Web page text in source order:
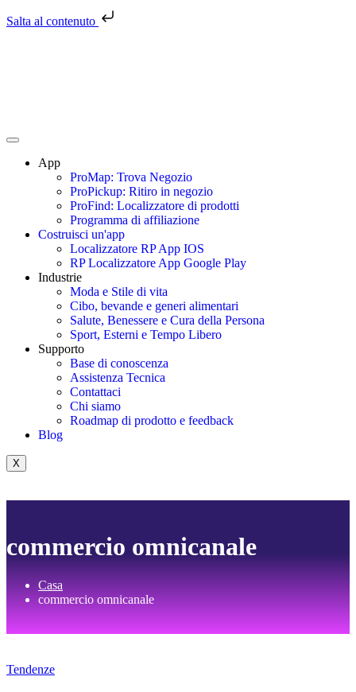
Salta al contenuto
App
ProMap: Trova Negozio
ProPickup: Ritiro in negozio
ProFind: Localizzatore di prodotti
Programma di affiliazione
Costruisci un'app
Localizzatore RP App IOS
RP Localizzatore App Google Play
Industrie
Moda e Stile di vita
Cibo, bevande e generi alimentari
Salute, Benessere e Cura della Persona
Sport, Esterni e Tempo Libero
Supporto
Base di conoscenza
Assistenza Tecnica
Contattaci
Chi siamo
Roadmap di prodotto e feedback
Blog
X
commercio omnicanale
Casa
commercio omnicanale
Tendenze